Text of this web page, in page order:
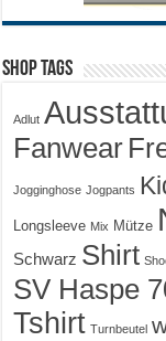
Shop Tags
Adlut
Fanwear
Jogginghose Jogpants
Longsleeve Mix Mütze
Schwarz Shirt
SV Haspe
Tshirt Turnbeutel